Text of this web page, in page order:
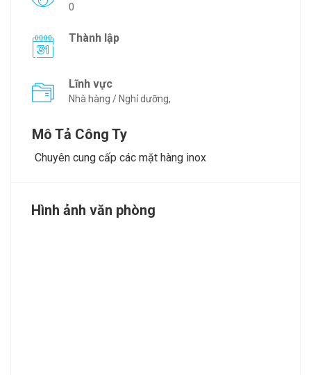
0
Thành lập
Lĩnh vực
Nhà hàng / Nghỉ dưỡng,
Mô Tả Công Ty
Chuyên cung cấp các mặt hàng inox
Hình ảnh văn phòng